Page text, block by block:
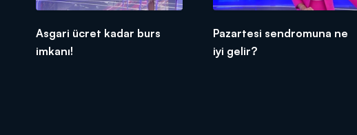
Asgari ücret kadar burs
imkanı!
Pazartesi sendromuna ne
iyi gelir?